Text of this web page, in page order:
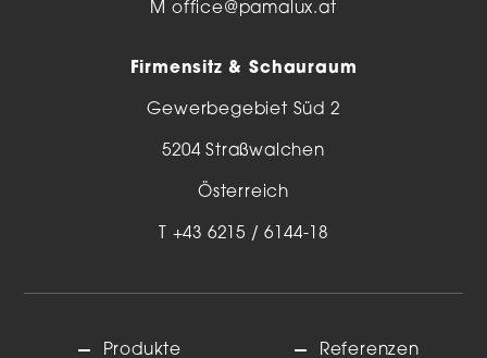
M office@pamalux.at
Firmensitz & Schauraum
Gewerbegebiet Süd 2
5204 Straßwalchen
Österreich
T +43 6215 / 6144-18
Produkte Referenzen